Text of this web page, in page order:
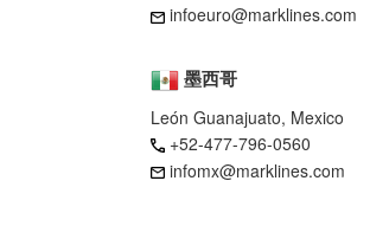
墨西哥
León Guanajuato, Mexico
+52-477-796-0560
infomx@marklines.com
infoeuro@marklines.com